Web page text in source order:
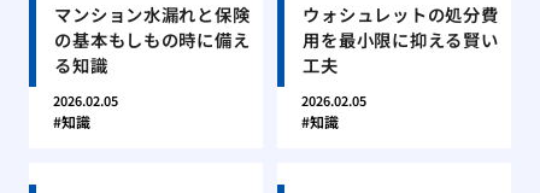
マンション水漏れと保険
の基本もしもの時に備え
る知識
2026.02.05
知識
ウォシュレットの処分費
用を最小限に抑える賢い
工夫
2026.02.05
知識